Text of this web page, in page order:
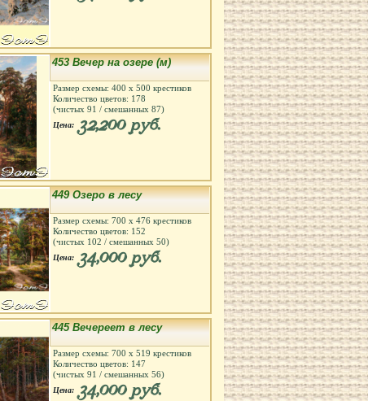
453 Вечер на озере (м)
Размер схемы: 400 х 500 крестиков
Количество цветов: 178
(чистых 91 / смешанных 87)
Цена: 32,200 руб.
449 Озеро в лесу
Размер схемы: 700 х 476 крестиков
Количество цветов: 152
(чистых 102 / смешанных 50)
Цена: 34,000 руб.
445 Вечереет в лесу
Размер схемы: 700 х 519 крестиков
Количество цветов: 147
(чистых 91 / смешанных 56)
Цена: 34,000 руб.